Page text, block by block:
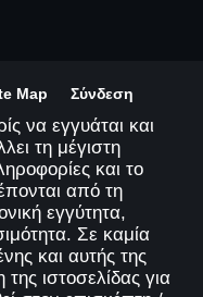
Map Σύνδεση
να εγγυάται και
τη μέγιστη
και το
από τη
εγγύτητα,
Σε καμία
και αυτής της
ιστοσελίδας για